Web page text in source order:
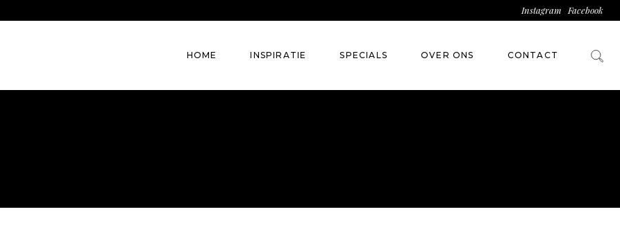
Instagram Facebook
HOME INSPIRATIE SPECIALS OVER ONS CONTACT